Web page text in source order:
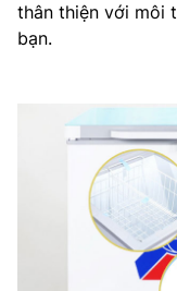
thân thiện với môi
bạn.